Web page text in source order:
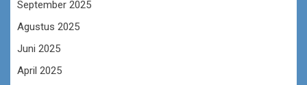
September 2025
Agustus 2025
Juni 2025
April 2025